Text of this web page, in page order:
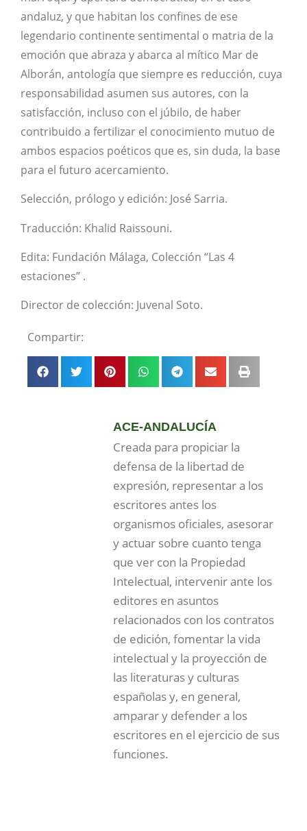
andaluz, y que habitan los confines de ese
legendario continente sentimental o matria de la
emoción que abraza y abarca al mítico Mar de
Alborán, antología que siempre es reducción, cuya
responsabilidad asumen sus autores, con la
satisfacción, incluso con el júbilo, de haber
contribuido a fertilizar el conocimiento mutuo de
ambos espacios poéticos que es, sin duda, la base
para el futuro acercamiento.
Selección, prólogo y edición: José Sarria.
Traducción: Khalid Raissouni.
Edita: Fundación Málaga, Colección “Las 4
estaciones” .
Director de colección: Juvenal Soto.
Compartir:
ACE-ANDALUCÍA
Creada para propiciar la
defensa de la libertad de
expresión, representar a los
escritores antes los
organismos oficiales, asesorar
y actuar sobre cuanto tenga
que ver con la Propiedad
Intelectual, intervenir ante los
editores en asuntos
relacionados con los contratos
de edición, fomentar la vida
intelectual y la proyección de
las literaturas y culturas
españolas y, en general,
amparar y defender a los
escritores en el ejercicio de sus
funciones.